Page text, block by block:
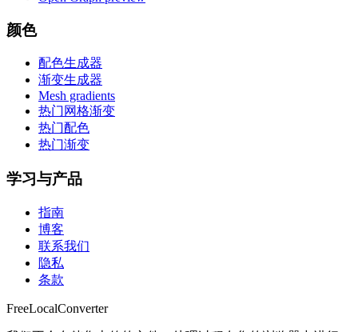
颜色
配色生成器
渐变生成器
Mesh gradients
热门网格渐变
热门配色
热门渐变
学习与产品
指南
博客
联系我们
隐私
条款
FreeLocalConverter